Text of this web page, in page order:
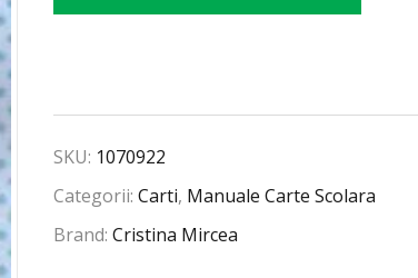
SKU: 1070922
Categorii:Carti, Manuale Carte Scolara
Brand:Cristina Mircea